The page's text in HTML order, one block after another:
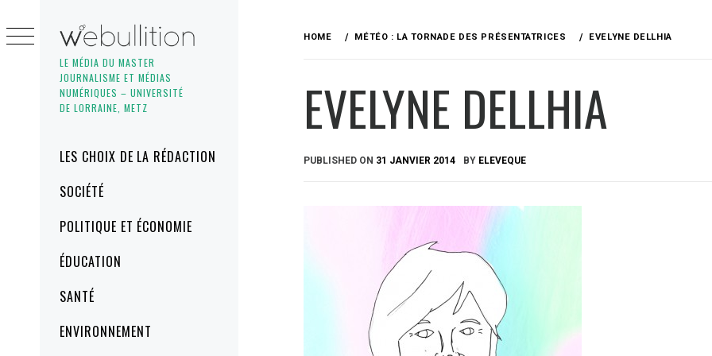
LE MÉDIA DU MASTER
JOURNALISME ET MÉDIAS
NUMÉRIQUES – UNIVERSITÉ
DE LORRAINE, METZ
MenuLES CHOIX DE LA RÉDACTION
SOCIÉTÉ
POLITIQUE ET ÉCONOMIE
ÉDUCATION
SANTÉ
ENVIRONNEMENT
to
content
HOME MÉTÉO : LA TORNADE DES PRÉSENTATRICES EVELYNE DELLHIA
EVELYNE DELLHIA
PUBLISHED ON 31 JANVIER 2014 BY ELEVEQUE